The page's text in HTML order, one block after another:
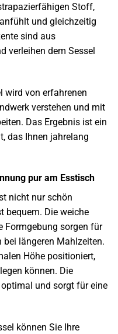
Stoff,
und gleichzeitig
sind aus
verleihen dem Sessel
wird von erfahrenen
verstehen und mit
Das Ergebnis ist ein
das Ihnen jahrelang
pur am Esstisch
nicht nur schön
bequem. Die weiche
Formgebung sorgen für
längeren Mahlzeiten.
Höhe positioniert,
können. Die
und sorgt für eine
können Sie Ihre